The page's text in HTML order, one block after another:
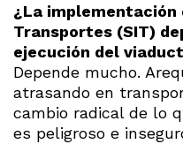
¿La implementación
Transportes (SIT)
ejecución del
Depende mucho.
atrasando en
cambio radical de lo
es peligroso e